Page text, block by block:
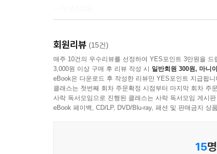
시키지도 않았는데 텔레비젼이 때맞춰 궁금증을
하고 있다. 이런 제길, 나는 맥이 풀린다. 다짐하
만, 믿고 싶지 않은 일이지만, 그 노래는 내 이비에
--- p.319
나는 아내를 위해 모든 것을 했다. 그것을 아내는
회원리뷰 (15건)
매주 10건의 우수리뷰를 선정하여 YES포인트 3만원을 드
3,000원 이상 구매 후 리뷰 작성 시 일반회원 300원, 마니
eBook은 다운로드 후 작성한 리뷰만 YES포인트 지급됩니
클래스는 첫번째 회차 주문확정 시점부터 마지막 회차 주
사락 독서모임으로 진행된 클래스는 사락 독서모임 게시
eBook 페이백, CD/LP, DVD/Blu-ray, 패션 및 판매금지 상
15